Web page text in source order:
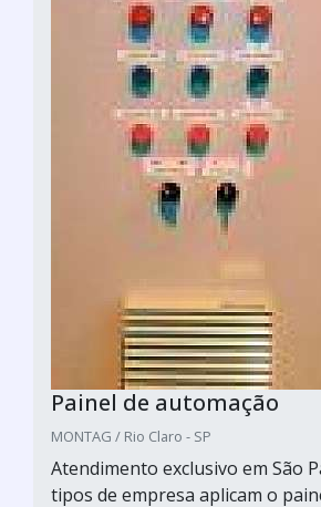
Painel de automação
MONTAG / Rio Claro - SP
Atendimento exclusivo em São
tipos de empresa aplicam o